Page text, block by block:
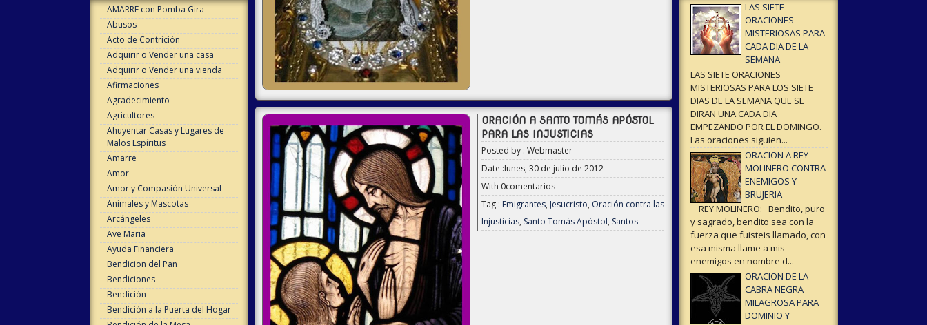
AMARRE con Pomba Gira
Abusos
Acto de Contrición
Adquirir o Vender una casa
Adquirir o Vender una vienda
Afirmaciones
Agradecimiento
Agricultores
Ahuyentar Casas y Lugares de
Malos Espíritus
Amarre
Amor
Amor y Compasión Universal
Animales y Mascotas
Arcángeles
Ave Maria
Ayuda Financiera
Bendicion del Pan
Bendiciones
Bendición
Bendición a la Puerta del Hogar
ORACIÓN A SANTO TOMÁS APÓSTOL
PARA LAS INJUSTICIAS
Posted by : Webmaster
Date :lunes, 30 de julio de 2012
With 0comentarios
Tag : Emigrantes, Jesucristo, Oración contra las
Injusticias, Santo Tomás Apóstol, Santos
LAS SIETE
ORACIONES
MISTERIOSAS PARA
CADA DIA DE LA
SEMANA
LAS SIETE ORACIONES
MISTERIOSAS PARA LOS SIETE
DIAS DE LA SEMANA QUE SE
DIRAN UNA CADA DIA
EMPEZANDO POR EL DOMINGO.
Las oraciones siguien...
ORACION A REY
MOLINERO CONTRA
ENEMIGOS Y
BRUJERIA
REY MOLINERO: Bendito, puro
y sagrado, bendito sea con la
fuerza que fuisteis llamado, con
esa misma llame a mis
enemigos en nombre d...
ORACION DE LA
CABRA NEGRA
MILAGROSA PARA
DOMINIO Y